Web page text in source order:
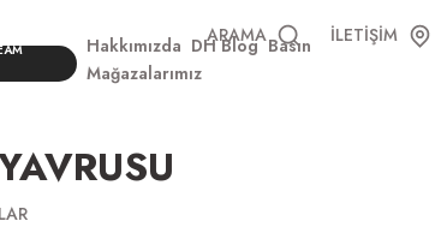
ARAMA
İLETİŞİM
Hakkımızda DH Blog Basın
Mağazalarımız